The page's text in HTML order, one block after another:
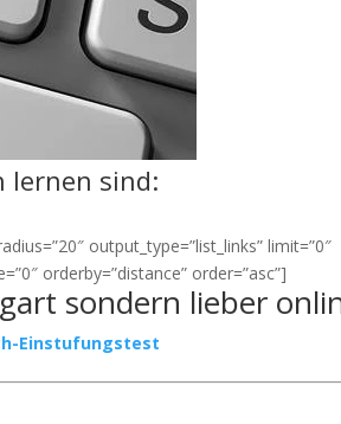
lernen sind:
output_type=”list_links” limit=”0″
orderby=”distance” order=”asc”]
sondern lieber
Einstufungstest